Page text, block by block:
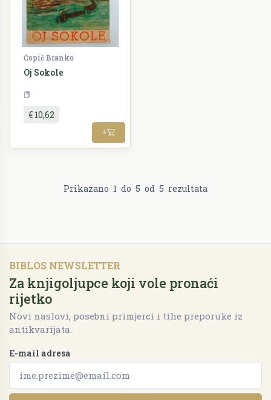
Ćopić Branko
Oj Sokole
€ 10,62
+
Prikazano 1 do 5 od 5 rezultata
BIBLOS NEWSLETTER
Za knjigoljupce koji vole pronaći
rijetko
Novi naslovi, posebni primjerci i tihe preporuke iz
antikvarijata.
E-mail adresa